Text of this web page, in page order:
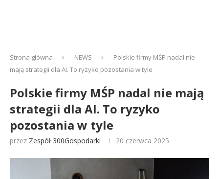
Strona główna NEWS
Polskie firmy MŚP nadal nie
mają strategii dla AI. To ryzyko pozostania w tyle
Polskie firmy MŚP nadal nie mają
strategii dla AI. To ryzyko
pozostania w tyle
przez Zespół 300Gospodarki 20 czerwca 2025